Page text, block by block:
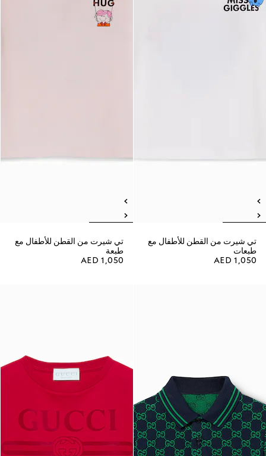
تي شيرت من القطن للأطفال مع
طبعات
AED 1,050
تي شيرت من القطن للأطفال مع
طبعة
AED 1,050